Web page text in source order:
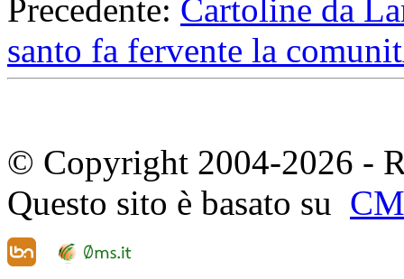
Precedente: Cartoline da
santo fa fervente la
© Copyright 2004-2026 -
Questo sito è basato su